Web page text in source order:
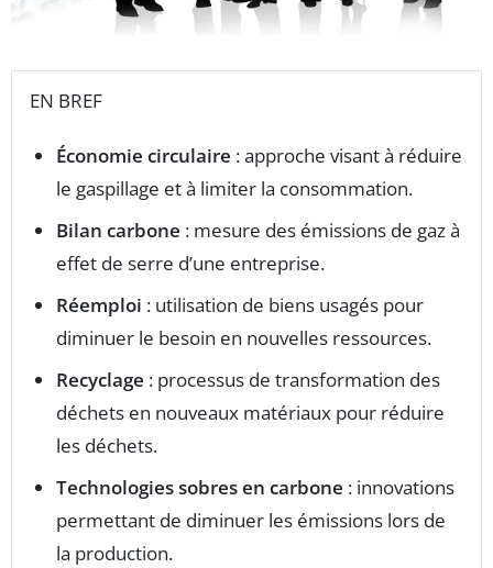
EN BREF
Économie circulaire : approche visant à réduire
le gaspillage et à limiter la consommation.
Bilan carbone : mesure des émissions de gaz à
effet de serre d’une entreprise.
Réemploi : utilisation de biens usagés pour
diminuer le besoin en nouvelles ressources.
Recyclage : processus de transformation des
déchets en nouveaux matériaux pour réduire
les déchets.
Technologies sobres en carbone : innovations
permettant de diminuer les émissions lors de
la production.